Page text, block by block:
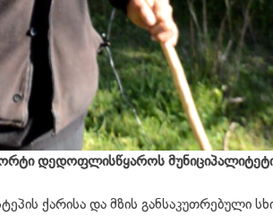
დედოფლისწყაროს
ქარისა და მზის განსაკუთრებული